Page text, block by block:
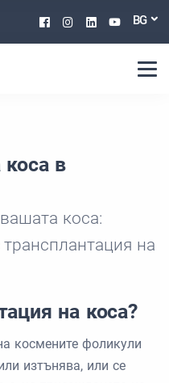
Facebook
Instagram
Linkedin
BG
коса в
коса:
на
на коса?
космените фоликули
изтънява, или се